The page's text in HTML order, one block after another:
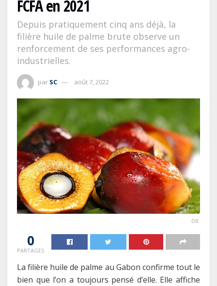
FCFA en 2021
Depuis pratiquement cinq ans déjà, la
filière huile de palme brute observe un
renforcement de ses performances agro-
industrielles.
par SC août 7, 2022
DR.
0
PARTAGES
La filière huile de palme au Gabon confirme tout le
bien que l’on a toujours pensé d’elle. Elle affiche